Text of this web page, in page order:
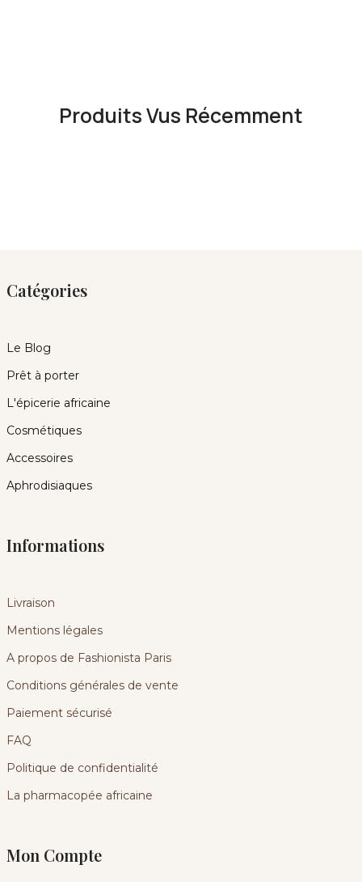
Produits Vus Récemment
Catégories
Le Blog
Prêt à porter
L'épicerie africaine
Cosmétiques
Accessoires
Aphrodisiaques
Informations
Livraison
Mentions légales
A propos de Fashionista Paris
Conditions générales de vente
Paiement sécurisé
FAQ
Politique de confidentialité
La pharmacopée africaine
Mon Compte